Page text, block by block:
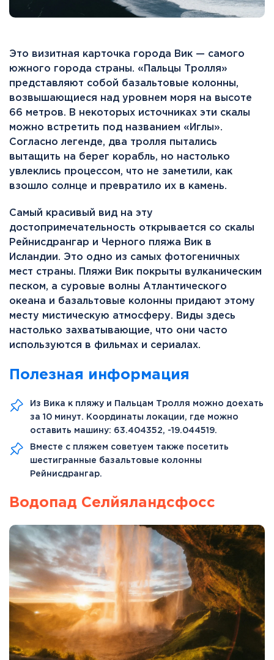
Это визитная карточка города Вик — самого
южного города страны. «Пальцы Тролля»
представляют собой базальтовые колонны,
возвышающиеся над уровнем моря на высоте
66 метров. В некоторых источниках эти скалы
можно встретить под названием «Иглы».
Согласно легенде, два тролля пытались
вытащить на берег корабль, но настолько
увлеклись процессом, что не заметили, как
взошло солнце и превратило их в камень.
Самый красивый вид на эту
достопримечательность открывается со скалы
Рейнисдрангар и Черного пляжа Вик в
Исландии. Это одно из самых фотогеничных
мест страны. Пляжи Вик покрыты вулканическим
песком, а суровые волны Атлантического
океана и базальтовые колонны придают этому
месту мистическую атмосферу. Виды здесь
настолько захватывающие, что они часто
используются в фильмах и сериалах.
Полезная информация
Из Вика к пляжу и Пальцам Тролля можно доехать
за 10 минут. Координаты локации, где можно
оставить машину: 63.404352, -19.044519.
Вместе с пляжем советуем также посетить
шестигранные базальтовые колонны
Рейнисдрангар.
Водопад Селйяландсфосс